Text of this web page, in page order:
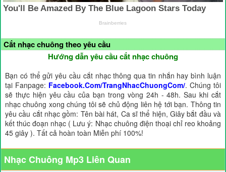
Cắt nhạc chuông theo yêu cầu
Hướng dẫn yêu cầu cắt nhạc chuông
Bạn có thể gửi yêu cầu cắt nhạc thông qua tin nhắn hay bình luận
tại Fanpage: Facebook.Com/TrangNhacChuongCom/. Chúng tôi
sẽ thực hiện yêu cầu của bạn trong vòng 24h - 48h. Sau khi cắt
nhạc chuông xong chúng tôi sẽ chủ động liên hệ tới bạn. Thông tin
yêu cầu cắt nhạc gồm: Tên bài hát, Ca sĩ thể hiện, Giây bắt đầu và
kết thúc đoạn nhạc ( Lưu ý: Nhạc chuông điện thoại chỉ reo khoảng
45 giây ). Tất cả hoàn toàn Miễn phí 100%!
Nhạc Chuông Mp3 Liên Quan